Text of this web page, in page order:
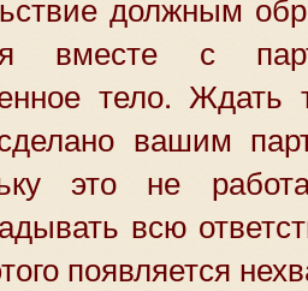
вместе с
тело. Ждать
вашим
это не
всю
появляется